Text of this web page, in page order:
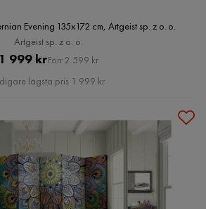
Evening 135x172 cm, Artgeist sp. z o. o.
Artgeist sp. z o. o.
Pris
1 999 krOriginal
Pris
Förr 2 599 kr
lägsta pris 1 999 kr